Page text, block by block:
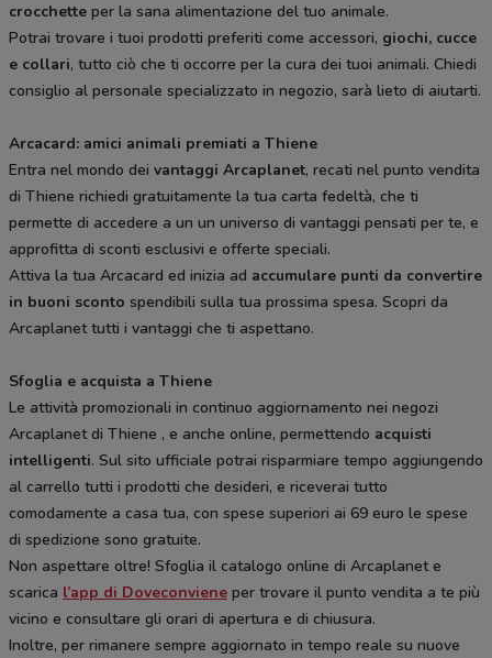
crocchette per la sana alimentazione del tuo animale.
Potrai trovare i tuoi prodotti preferiti come accessori, giochi, cucce
e collari, tutto ciò che ti occorre per la cura dei tuoi animali. Chiedi
consiglio al personale specializzato in negozio, sarà lieto di aiutarti.
Arcacard: amici animali premiati a Thiene
Entra nel mondo dei vantaggi Arcaplanet, recati nel punto vendita
di Thiene richiedi gratuitamente la tua carta fedeltà, che ti
permette di accedere a un un universo di vantaggi pensati per te, e
approfitta di sconti esclusivi e offerte speciali.
Attiva la tua Arcacard ed inizia ad accumulare punti da convertire
in buoni sconto spendibili sulla tua prossima spesa. Scopri da
Arcaplanet tutti i vantaggi che ti aspettano.
Sfoglia e acquista a Thiene
Le attività promozionali in continuo aggiornamento nei negozi
Arcaplanet di Thiene , e anche online, permettendo acquisti
intelligenti. Sul sito ufficiale potrai risparmiare tempo aggiungendo
al carrello tutti i prodotti che desideri, e riceverai tutto
comodamente a casa tua, con spese superiori ai 69 euro le spese
di spedizione sono gratuite.
Non aspettare oltre! Sfoglia il catalogo online di Arcaplanet e
scarica l’app di Doveconviene per trovare il punto vendita a te più
vicino e consultare gli orari di apertura e di chiusura.
Inoltre, per rimanere sempre aggiornato in tempo reale su nuove